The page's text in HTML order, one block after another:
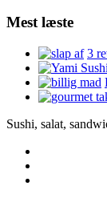
Mest læste
3
Sushi, salat,